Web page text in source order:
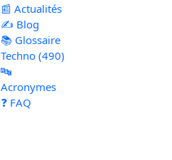
📰 Actualités
✍️ Blog
📚 Glossaire
Techno (490)
🔤
Acronymes
❓ FAQ